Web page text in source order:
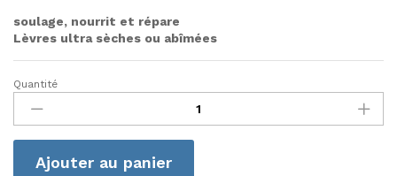
soulage, nourrit et répare
Lèvres ultra sèches ou abîmées
NUXE
Rêve
de
Miel
Baume
Quantité
Ajouter au panier